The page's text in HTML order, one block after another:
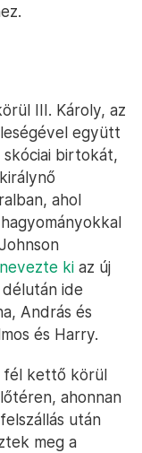
III. Károly, az
együtt
skóciai birtokát,
ahol
nevezte ki az új
ide
András és
és Harry.
fél kettő körül
ahonnan
után
meg a